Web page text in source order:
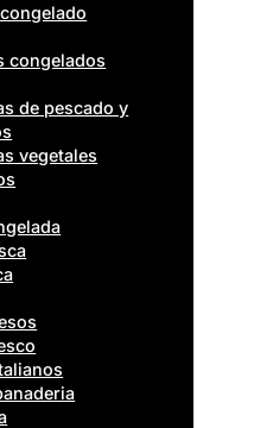
congelados
de pescado y
vegetales